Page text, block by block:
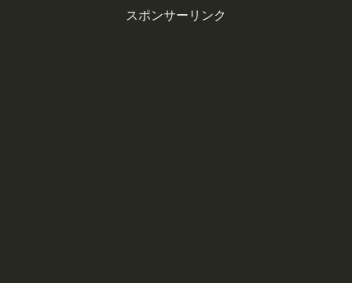
スポンサーリンク